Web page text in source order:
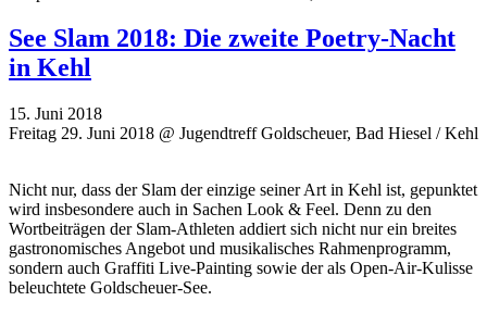
See Slam 2018: Die zweite Poetry-Nacht
in Kehl
15. Juni 2018
Freitag 29. Juni 2018 @ Jugendtreff Goldscheuer, Bad Hiesel / Kehl
Nicht nur, dass der Slam der einzige seiner Art in Kehl ist, gepunktet
wird insbesondere auch in Sachen Look & Feel. Denn zu den
Wortbeiträgen der Slam-Athleten addiert sich nicht nur ein breites
gastronomisches Angebot und musikalisches Rahmenprogramm,
sondern auch Graffiti Live-Painting sowie der als Open-Air-Kulisse
beleuchtete Goldscheuer-See.